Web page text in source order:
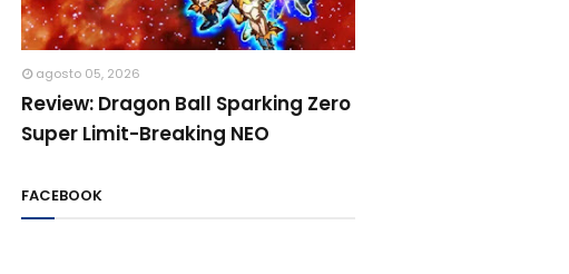
agosto 05, 2026
Review: Dragon Ball Sparking Zero
Super Limit-Breaking NEO
FACEBOOK